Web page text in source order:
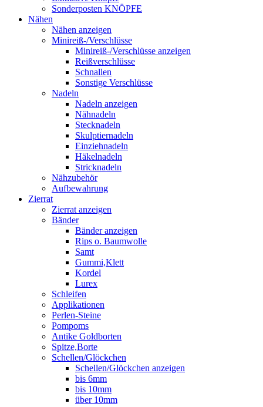
Sonderposten KNÖPFE
Nähen
Nähen anzeigen
Minireiß-/Verschlüsse
Minireiß-/Verschlüsse anzeigen
Reißverschlüsse
Schnallen
Sonstige Verschlüsse
Nadeln
Nadeln anzeigen
Nähnadeln
Stecknadeln
Skulptiernadeln
Einziehnadeln
Häkelnadeln
Stricknadeln
Nähzubehör
Aufbewahrung
Zierrat
Zierrat anzeigen
Bänder
Bänder anzeigen
Rips o. Baumwolle
Samt
Gummi,Klett
Kordel
Lurex
Schleifen
Applikationen
Perlen-Steine
Pompoms
Antike Goldborten
Spitze,Borte
Schellen/Glöckchen
Schellen/Glöckchen anzeigen
bis 6mm
bis 10mm
über 10mm